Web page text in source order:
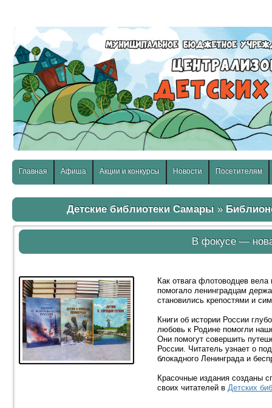
Главная Афиша Акции и конкурсы Новости Посетителям
Детские библиотеки Самары »
В фокусе —
Как отвага флотоводцев
помогало ленинградцам
становились крепостями и
Книги об истории России
любовь к Родине помогли
Они помогут совершить
России. Читатель узнает о
блокадного Ленинграда и
Красочные издания созданы
своих читателей вДетских